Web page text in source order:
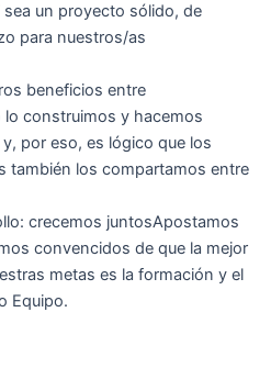
sea un proyecto sólido, de
para nuestros/as
beneficios entre
construimos y hacemos
por eso, es lógico que los
también los compartamos entre
crecemos juntosApostamos
convencidos de que la mejor
metas es la formación y el
Equipo.